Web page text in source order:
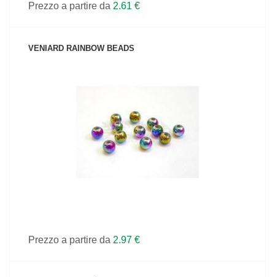
Prezzo a partire da 2.61 €
VENIARD RAINBOW BEADS
VEDI IL PRODOTTO
Prezzo a partire da 2.97 €